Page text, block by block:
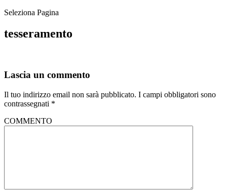
Seleziona Pagina
tesseramento
Lascia un commento
Il tuo indirizzo email non sarà pubblicato. I campi obbligatori sono
contrassegnati *
COMMENTO